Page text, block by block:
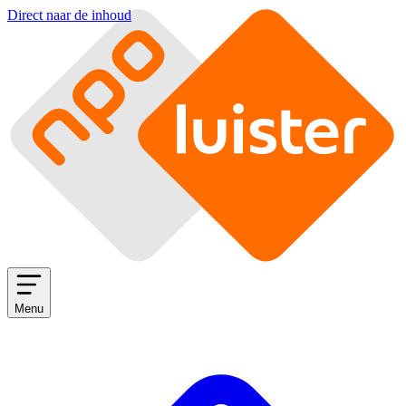
Direct naar de inhoud
Menu